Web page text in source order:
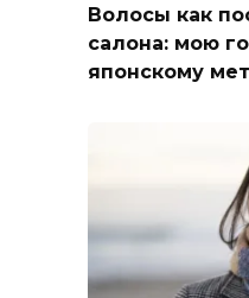
Волосы как
салона: мою
японскому